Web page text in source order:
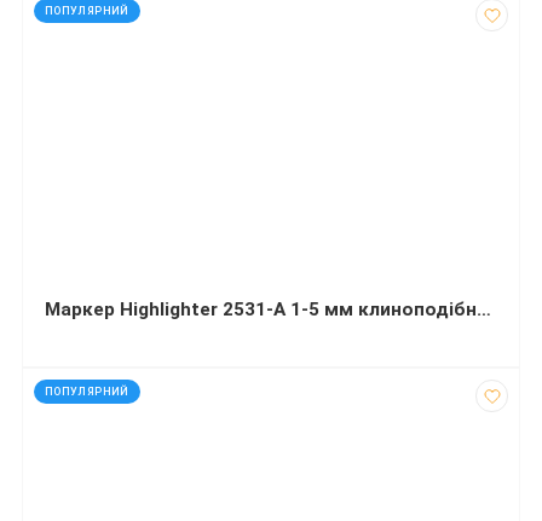
ПОПУЛЯРНИЙ
код: 13629
Маркер Highlighter 2531-A 1-5 мм клиноподібний помаранчевий
ПОПУЛЯРНИЙ
код: 1223